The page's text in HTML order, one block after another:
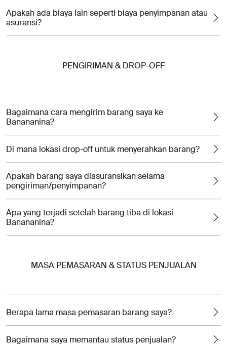
Apakah ada biaya lain seperti biaya penyimpanan atau
asuransi?
PENGIRIMAN & DROP-OFF
Bagaimana cara mengirim barang saya ke
Banananina?
Di mana lokasi drop-off untuk menyerahkan barang?
Apakah barang saya diasuransikan selama
pengiriman/penyimpanan?
Apa yang terjadi setelah barang tiba di lokasi
Banananina?
MASA PEMASARAN & STATUS PENJUALAN
Berapa lama masa pemasaran barang saya?
Bagaimana saya memantau status penjualan?